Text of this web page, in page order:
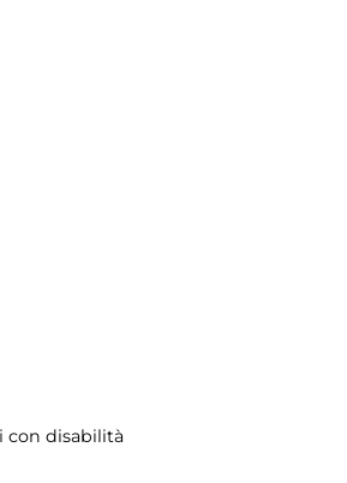
con disabilità